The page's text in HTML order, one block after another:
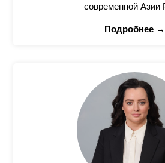
современной Азии
Подробнее →